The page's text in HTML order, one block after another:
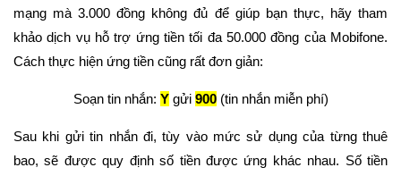
mạng mà 3.000 đồng không đủ để giúp bạn thực, hãy tham
khảo dịch vụ hỗ trợ ứng tiền tối đa 50.000 đồng của Mobifone.
Cách thực hiện ứng tiền cũng rất đơn giản:
Soạn tin nhắn: Ygửi 900(tin nhắn miễn phí)
Sau khi gửi tin nhắn đi, tùy vào mức sử dụng của từng thuê
bao, sẽ được quy định số tiền được ứng khác nhau. Số tiền